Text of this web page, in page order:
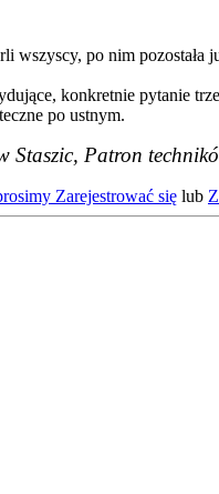
wszyscy, po nim
konkretnie pytanie
po ustnym.
Staszic, Patron
Zarejestrować się lub